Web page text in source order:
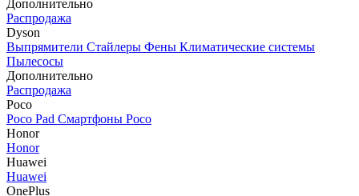
Дополнительно
Распродажа
Dyson
Выпрямители Стайлеры Фены Климатические системы
Пылесосы
Дополнительно
Распродажа
Poco
Poco Pad Смартфоны Poco
Honor
Honor
Huawei
Huawei
OnePlus